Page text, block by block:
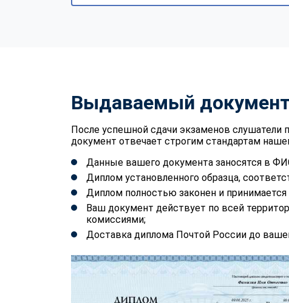
Выдаваемый документ
После успешной сдачи экзаменов слушатели
документ отвечает строгим стандартам
Данные вашего документа заносятся в
Диплом установленного образца,
Диплом полностью законен и принимается
Ваш документ действует по всей
комиссиями;
Доставка диплома Почтой России до